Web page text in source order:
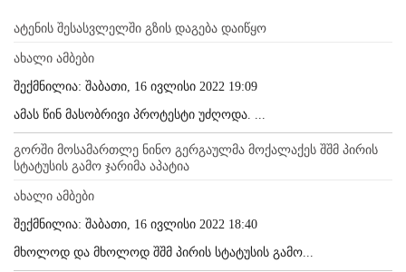
ატენის შესასვლელში გზის დაგება დაიწყო
ახალი ამბები
შექმნილია: შაბათი, 16 ივლისი 2022 19:09
ამას წინ მასობრივი პროტესტი უძღოდა. ...
გორში მოსამართლე ნინო გერგაულმა მოქალაქეს შშმ პირის
სტატუსის გამო ჯარიმა აპატია
ახალი ამბები
შექმნილია: შაბათი, 16 ივლისი 2022 18:40
მხოლოდ და მხოლოდ შშმ პირის სტატუსის გამო...